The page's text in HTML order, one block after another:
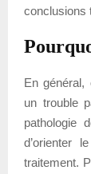
conclusions
En général,
un trouble
pathologie
d’orienter
traitement.